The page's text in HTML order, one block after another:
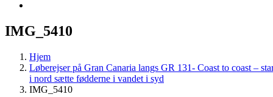
IMG_5410
Hjem
Løberejser på Gran Canaria langs GR 131- Coast to coast –
i nord sætte fødderne i vandet i syd
IMG_5410